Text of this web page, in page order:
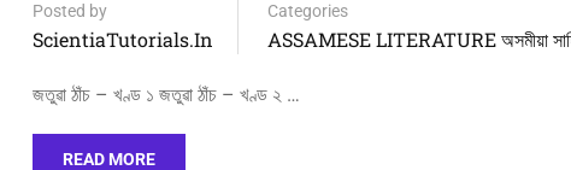
Posted by
ScientiaTutorials.in
Categories
ASSAMESE LITERATURE অসমীয়া
জতুৱা ঠাঁচ – খণ্ড ১ জতুৱা ঠাঁচ – খণ্ড ২ …
READ MORE